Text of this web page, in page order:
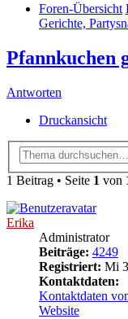
Foren-Übersicht
Gerichte,
Pfannkuchen
Antworten
Druckansicht
1 Beitrag • Seite 1 von
Erika
Administrator
Beiträge: 4249
Registriert: Mi
Kontaktdaten:
Kontaktdaten
Website